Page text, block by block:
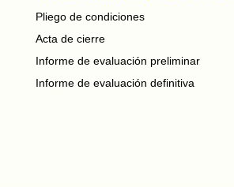
Pliego de condiciones
Acta de cierre
Informe de evaluación preliminar
Informe de evaluación definitiva